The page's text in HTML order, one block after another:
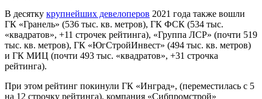
В десятку крупнейших девелоперов 2021 года также вошли
ГК «Гранель» (536 тыс. кв. метров), ГК ФСК (534 тыс.
«квадратов», +11 строчек рейтинга), «Группа ЛСР» (почти 519
тыс. кв. метров), ГК «ЮгСтройИнвест» (494 тыс. кв. метров)
и ГК МИЦ (почти 493 тыс. «квадратов», +31 строчка
рейтинга).
При этом рейтинг покинули ГК «Инград», (переместилась с 5
на 12 строчку рейтинга), компания «Сибпромстрой»